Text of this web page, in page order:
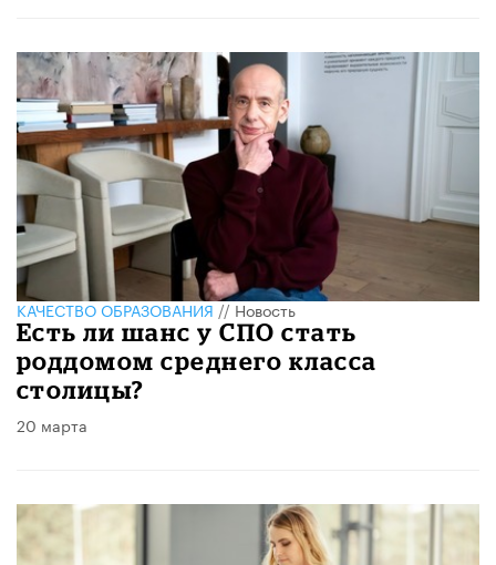
КАЧЕСТВО ОБРАЗОВАНИЯ//Новость
Есть ли шанс у СПО стать
роддомом среднего класса
столицы?
20 марта